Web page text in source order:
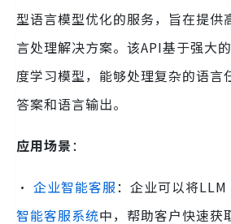
型语言模型优化的服务，旨在提供
言处理解决方案。该API基于强大
度学习模型，能够处理复杂的语言
答案和语言输出。
应用场景：
· 企业智能客服：企业可以将LLM
智能客服系统中，帮助客户快速获